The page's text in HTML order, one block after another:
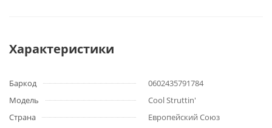
Характеристики
Баркод
0602435791784
Модель
Cool Struttin'
Страна
Европейский Союз